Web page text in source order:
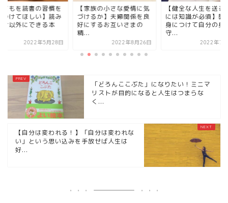
どもを読書の習慣を
つけてほしい】読み
せ以外にできる本
2022年5月28日
【家族の小さな愛情に気
づけるか】夫婦関係を良
好にするお互いさまの
精...
2022年8月26日
【健全な人生を送る
には知識が必須】教
身につけて自分の身
守...
2022年7
「どろんここぶた」になりたい！ミニマ
リストが目的になると人生はつまらな
く...
【自分は変われる！】「自分は変われな
い」という思い込みを手放せば人生は
好...